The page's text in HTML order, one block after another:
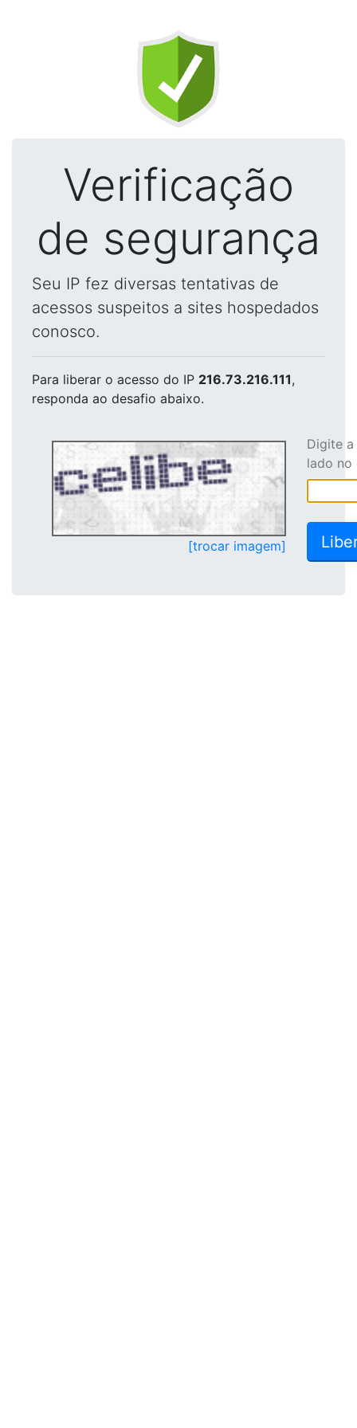
Verificação
de segurança
Seu IP fez diversas tentativas de
acessos suspeitos a sites hospedados
conosco.
Para liberar o acesso do IP 216.73.216.111,
responda ao desafio abaixo.
[trocar imagem]
Digite
lado no